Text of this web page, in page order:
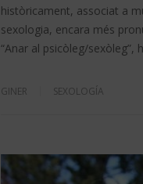
històricament, associat a
sexologia, encara més
“Anar al psicòleg/
GINER SEXOLOGÍA